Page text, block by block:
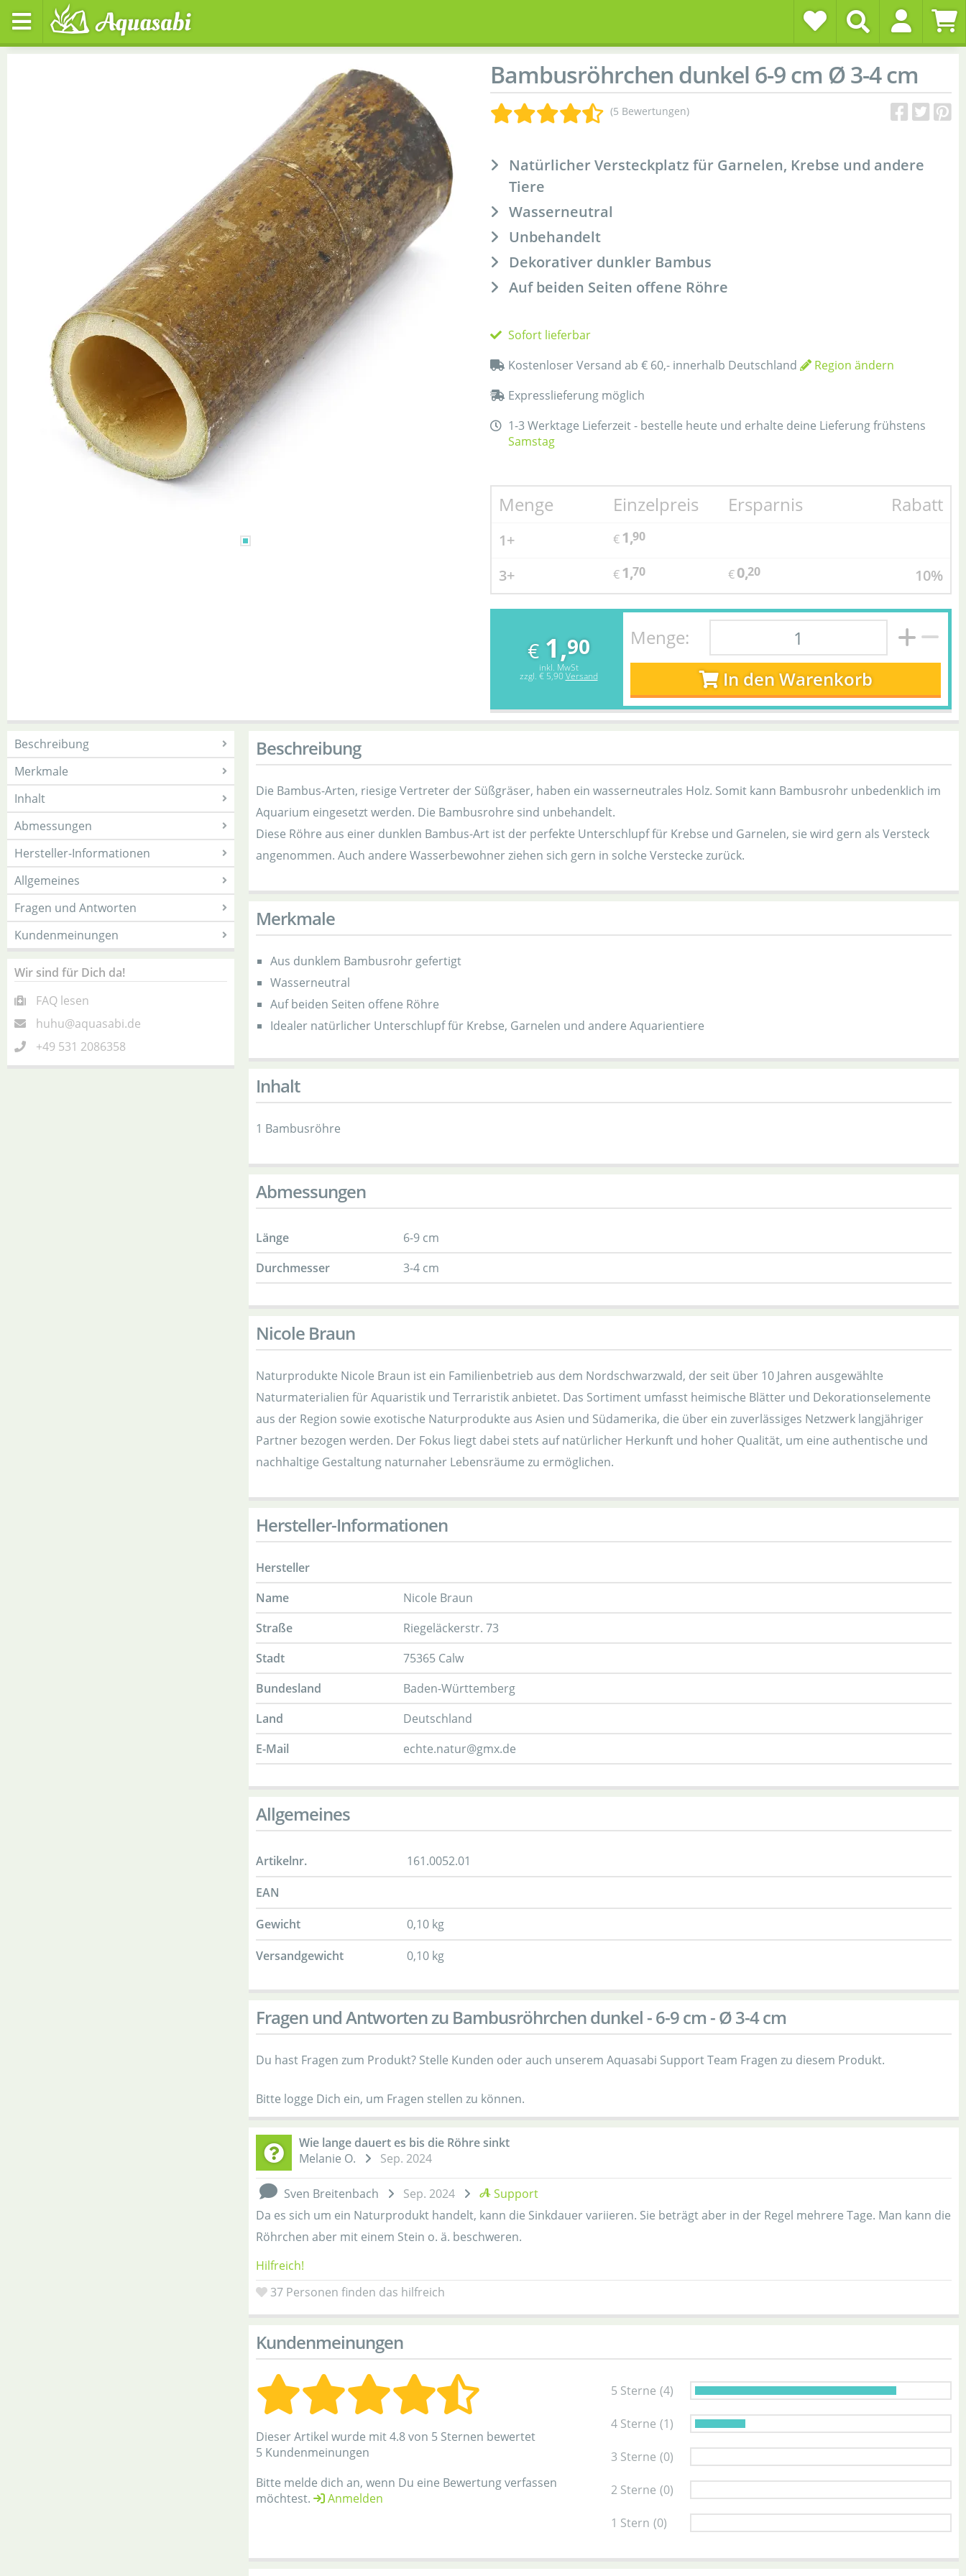
Bambusröhrchen dunkel 6-9 cm Ø 3-4 cm
(5 Bewertungen)
Natürlicher Versteckplatz für Garnelen, Krebse und andere
Tiere
Wasserneutral
Unbehandelt
Dekorativer dunkler Bambus
Auf beiden Seiten offene Röhre
Sofort lieferbar
Kostenloser Versand ab € 60,- innerhalb Deutschland
Region ändern
Expresslieferung möglich
1-3 Werktage Lieferzeit - bestelle heute und erhalte deine Lieferung frühstens
Samstag
Menge Einzelpreis Ersparnis Rabatt
1+ €1,90
3+ €1,70 €0,20 10%
€ 1,90
inkl. MwSt
zzgl. € 5,90 Versand
Menge:
In den Warenkorb
Beschreibung
Merkmale
Inhalt
Abmessungen
Hersteller-Informationen
Allgemeines
Fragen und Antworten
Kundenmeinungen
Wir sind für Dich da!
FAQ lesen
huhu@aquasabi.de
+49 531 2086358
Beschreibung
Die Bambus-Arten, riesige Vertreter der Süßgräser, haben ein wasserneutrales Holz. Somit kann Bambusrohr unbedenklich im
Aquarium eingesetzt werden. Die Bambusrohre sind unbehandelt.
Diese Röhre aus einer dunklen Bambus-Art ist der perfekte Unterschlupf für Krebse und Garnelen, sie wird gern als Versteck
angenommen. Auch andere Wasserbewohner ziehen sich gern in solche Verstecke zurück.
Merkmale
Aus dunklem Bambusrohr gefertigt
Wasserneutral
Auf beiden Seiten offene Röhre
Idealer natürlicher Unterschlupf für Krebse, Garnelen und andere Aquarientiere
Inhalt
1 Bambusröhre
Abmessungen
Länge
6-9 cm
Durchmesser
3-4 cm
Nicole Braun
Naturprodukte Nicole Braun ist ein Familienbetrieb aus dem Nordschwarzwald, der seit über 10 Jahren ausgewählte
Naturmaterialien für Aquaristik und Terraristik anbietet. Das Sortiment umfasst heimische Blätter und Dekorationselemente
aus der Region sowie exotische Naturprodukte aus Asien und Südamerika, die über ein zuverlässiges Netzwerk langjähriger
Partner bezogen werden. Der Fokus liegt dabei stets auf natürlicher Herkunft und hoher Qualität, um eine authentische und
nachhaltige Gestaltung naturnaher Lebensräume zu ermöglichen.
Hersteller-Informationen
Hersteller
Name
Nicole Braun
Straße
Riegeläckerstr. 73
Stadt
75365 Calw
Bundesland
Baden-Württemberg
Land
Deutschland
E-Mail
echte.natur@gmx.de
Allgemeines
Artikelnr.
161.0052.01
EAN
Gewicht
0,10 kg
Versandgewicht
0,10 kg
Fragen und Antworten zu Bambusröhrchen dunkel - 6-9 cm - Ø 3-4 cm
Du hast Fragen zum Produkt? Stelle Kunden oder auch unserem Aquasabi Support Team Fragen zu diesem Produkt.
Bitte logge Dich ein, um Fragen stellen zu können.
Wie lange dauert es bis die Röhre sinkt
Melanie O.
Sep. 2024
Sven Breitenbach Sep. 2024
Support
Da es sich um ein Naturprodukt handelt, kann die Sinkdauer variieren. Sie beträgt aber in der Regel mehrere Tage. Man kann die
Röhrchen aber mit einem Stein o. ä. beschweren.
Hilfreich!
37 Personen finden das hilfreich
Kundenmeinungen
Dieser Artikel wurde mit 4.8 von 5 Sternen bewertet
5 Kundenmeinungen
Bitte melde dich an, wenn Du eine Bewertung verfassen
möchtest.
Anmelden
5 Sterne (4)
4 Sterne (1)
3 Sterne (0)
2 Sterne (0)
1 Stern (0)